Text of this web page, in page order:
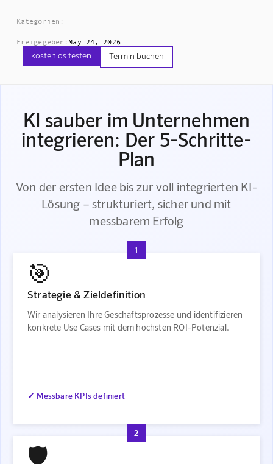
Kategorien:
Freigegeben: May 24, 2026
kostenlos testen Termin buchen
KI sauber im Unternehmen
integrieren: Der 5-Schritte-
Plan
Von der ersten Idee bis zur voll integrierten KI-
Lösung – strukturiert, sicher und mit
messbarem Erfolg
1
🎯
Strategie & Zieldefinition
Wir analysieren Ihre Geschäftsprozesse und identifizieren
konkrete Use Cases mit dem höchsten ROI-Potenzial.
✓ Messbare KPIs definiert
2
🛡️